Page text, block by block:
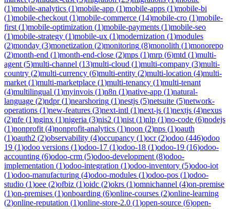
(1)mobile-analytics (1)mobile-app (1)mobile-apps (1)mobile-bi
(1)mobile-checkout (1)mobile-commerce (14)mobile-cro (1)mobile-
first (1)mobile-optimization (1)mobile-payments (1)mobile-seo
(1)mobile-strategy (1)mobile-ux (1)modernization (1)modules
(2)monday (3)monetization (2)monitoring (8)monolith (1)monorepo
(2)month-end (1)month-end-close (2)mps (1)mrp (6)mtd (1)multi-
agent (5)multi-channel (13)multi-cloud (1)multi-company (3)multi-
country (2)multi-currency (6)multi-entity (2)multi-location (4)multi-
market (1)multi-marketplace (1)multi-tenancy (1)multi-tenant
(4)multilingual (1)myinvois (1)n8n (1)native-app (1)natural-
language (2)ndpr(1)nearshoring (1)nestjs (5)netsuite (5)network-
operations (1)new-features (3)next-intl (1)next-js (1)nextjs (4)nexus
(2)nfe (1)nginx (1)nigeria (3)nis2 (1)nist (1)nlp (1)no-code (6)nodejs
(1)nonprofit (4)nonprofit-analytics (1)noon (2)nps (1)oauth
(1)oauth2 (2)observability (4)occupancy (1)ocr(2)odoo (446)odoo
19 (1)odoo versions (1)odoo-17 (1)odoo-18 (1)odoo-19 (16)odoo-
accounting (6)odoo-crm (5)odoo-development (8)odoo-
implementation (1)odoo-integration (1)odoo-inventory (5)odoo-iot
(1)odoo-manufacturing (4)odoo-modules (1)odoo-pos (1)odoo-
studio (1)oee (2)ofbiz (1)oidc (2)okrs (1)omnichannel (4)on-premise
(1)on-premises (1)onboarding (6)online-courses (2)online-learning
(2)online-reputation (1)online-store-2.0 (1)open-source (6)open-